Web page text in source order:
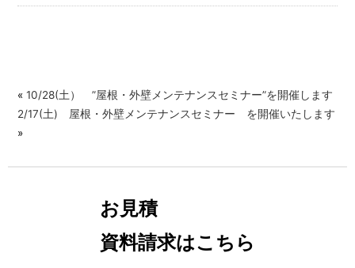
«10/28(土） ”屋根・外壁メンテナンスセミナー”を開催します
2/17(土) 屋根・外壁メンテナンスセミナー を開催いたします
»
お見積
資料請求はこちら